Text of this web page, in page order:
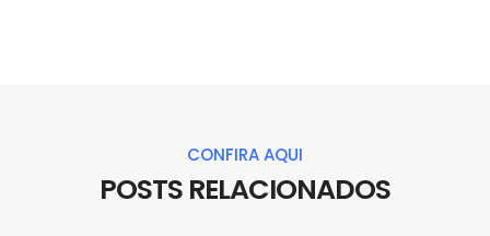
CONFIRA AQUI
POSTS RELACIONADOS